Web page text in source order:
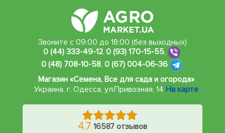
Звоните с 09:00 до 18:00 (без выходных)
0 (44) 333-49-12,0 (93) 170-15-55,
0 (48) 708-10-58, 0 (67) 004-06-36
Магазин «Семена, Все для сада и огорода»
Украина, г. Одесса, ул.Привозная, 14 На карте
4.7 16587 отзывов